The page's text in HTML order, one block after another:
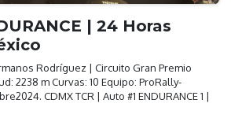
| 24 Horas
Rodríguez | Circuito Gran Premio
2238 m Curvas: 10 Equipo: ProRally-
CDMX TCR | Auto #1 ENDURANCE 1 |